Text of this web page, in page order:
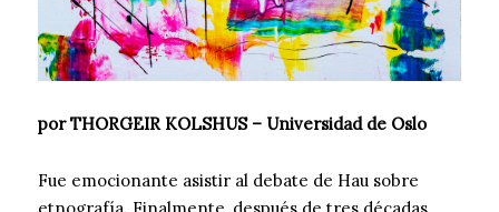
por THORGEIR KOLSHUS – Universidad de Oslo
Fue emocionante asistir al debate de Hau sobre
etnografía. Finalmente, después de tres décadas